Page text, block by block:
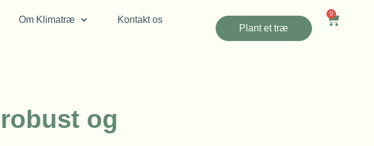
Om Klimatræ
Kontakt os
Plant et træ
0
og